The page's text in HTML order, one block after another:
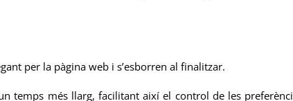
per la pàgina web i s’esborren al finalitzar.
temps més llarg, facilitant així el control de les